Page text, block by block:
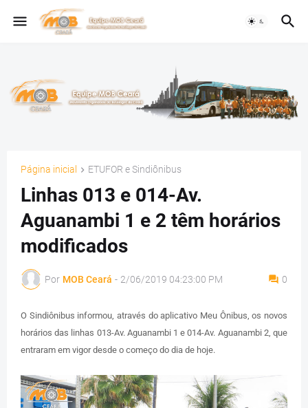
Página inicial ETUFOR e Sindiônibus
Linhas 013 e 014-Av.
Aguanambi 1 e 2 têm horários
modificados
Por MOB Ceará - 2/06/2019 04:23:00 PM 0
O Sindiônibus informou, através do aplicativo Meu Ônibus, os novos
horários das linhas 013-Av. Aguanambi 1 e 014-Av. Aguanambi 2, que
entraram em vigor desde o começo do dia de hoje.